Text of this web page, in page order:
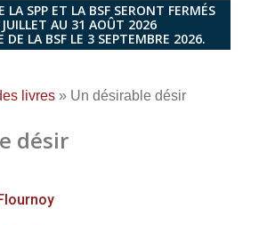
LA SPP ET LA BSF SERONT FERMÉS
AU 31 AOÛT 2026
DE LA BSF LE 3 SEPTEMBRE 2026.
livres » Un désirable désir
désir